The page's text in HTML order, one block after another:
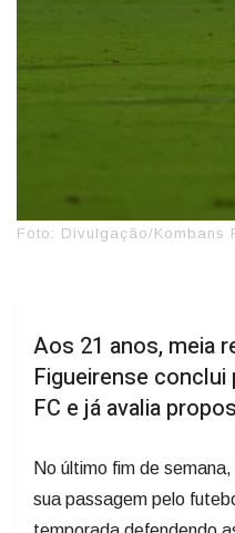
Foto: Divulgação/Kombans
Aos 21 anos, meia
Figueirense
FC e já avalia
No último fim de
sua passagem pelo